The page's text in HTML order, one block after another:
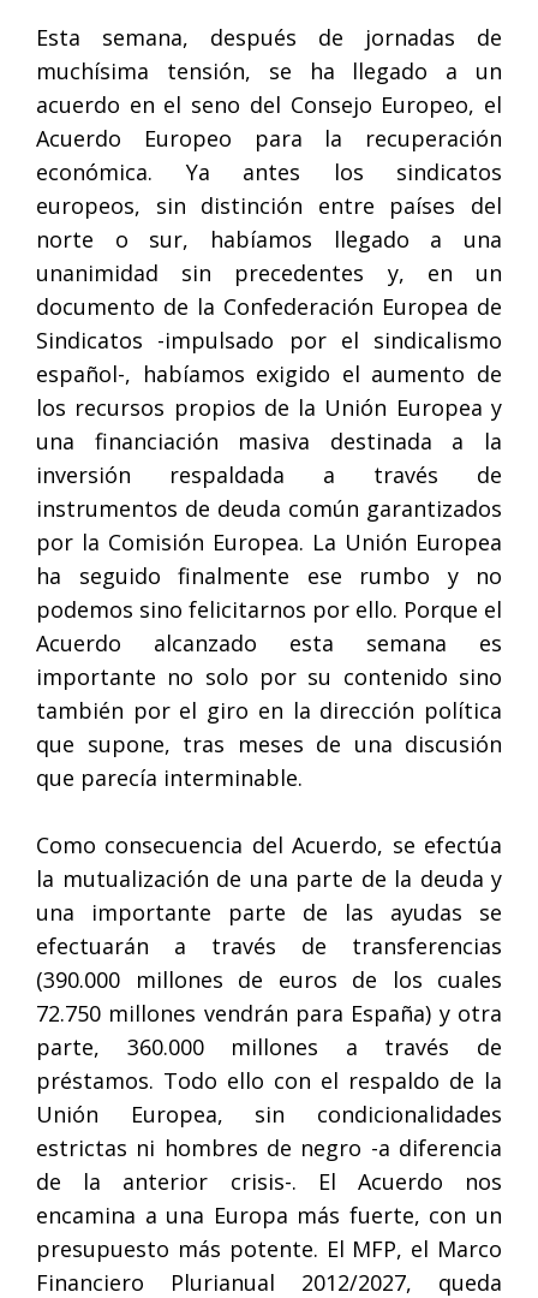
Esta semana, después de jornadas de
muchísima tensión, se ha llegado a un
acuerdo en el seno del Consejo Europeo, el
Acuerdo Europeo para la recuperación
económica. Ya antes los sindicatos
europeos, sin distinción entre países del
norte o sur, habíamos llegado a una
unanimidad sin precedentes y, en un
documento de la Confederación Europea de
Sindicatos -impulsado por el sindicalismo
español-, habíamos exigido el aumento de
los recursos propios de la Unión Europea y
una financiación masiva destinada a la
inversión respaldada a través de
instrumentos de deuda común garantizados
por la Comisión Europea. La Unión Europea
ha seguido finalmente ese rumbo y no
podemos sino felicitarnos por ello. Porque el
Acuerdo alcanzado esta semana es
importante no solo por su contenido sino
también por el giro en la dirección política
que supone, tras meses de una discusión
que parecía interminable.
Como consecuencia del Acuerdo, se efectúa
la mutualización de una parte de la deuda y
una importante parte de las ayudas se
efectuarán a través de transferencias
(390.000 millones de euros de los cuales
72.750 millones vendrán para España) y otra
parte, 360.000 millones a través de
préstamos. Todo ello con el respaldo de la
Unión Europea, sin condicionalidades
estrictas ni hombres de negro -a diferencia
de la anterior crisis-. El Acuerdo nos
encamina a una Europa más fuerte, con un
presupuesto más potente. El MFP, el Marco
Financiero Plurianual 2012/2027, queda